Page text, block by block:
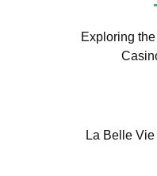
Exploring
La Belle